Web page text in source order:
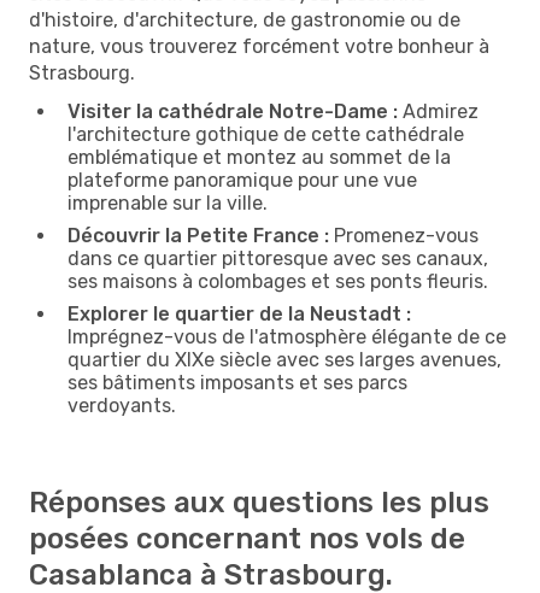
d'histoire, d'architecture, de gastronomie ou de
nature, vous trouverez forcément votre bonheur à
Strasbourg.
Visiter la cathédrale Notre-Dame : Admirez
l'architecture gothique de cette cathédrale
emblématique et montez au sommet de la
plateforme panoramique pour une vue
imprenable sur la ville.
Découvrir la Petite France : Promenez-vous
dans ce quartier pittoresque avec ses canaux,
ses maisons à colombages et ses ponts fleuris.
Explorer le quartier de la Neustadt :
Imprégnez-vous de l'atmosphère élégante de ce
quartier du XIXe siècle avec ses larges avenues,
ses bâtiments imposants et ses parcs
verdoyants.
Réponses aux questions les plus
posées concernant nos vols de
Casablanca à Strasbourg.